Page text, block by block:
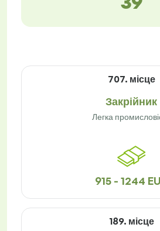
707. місце
Закрійник
Легка
915 - 1244
189. місце